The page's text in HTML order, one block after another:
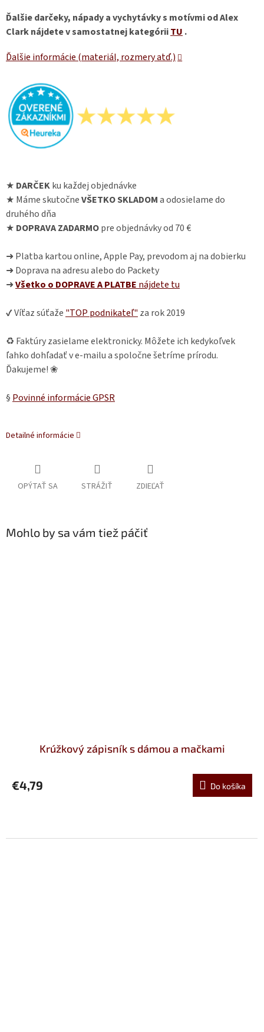
Ďalšie darčeky, nápady a vychytávky s motívmi od Alex
Clark nájdete v samostatnej kategóriiTU .
Ďalšie informácie (materiál, rozmery atď.)
★ DARČEKku každej objednávke
★ Máme skutočneVŠETKO SKLADOMa odosielame do
druhého dňa
★ DOPRAVA ZADARMOpre objednávky od 70 €
➜ Platba kartou online, Apple Pay, prevodom aj na dobierku
➜ Doprava na adresu alebo do Packety
➜Všetko o DOPRAVE A PLATBE nájdete tu
✔ Víťaz súťaže "TOP podnikateľ" za rok 2019
♻ Faktúry zasielame elektronicky. Môžete ich kedykoľvek
ľahko dohľadať v e-mailu a spoločne šetríme prírodu.
Ďakujeme! ❀
§ Povinné informácie GPSR
Detailné informácie
OPÝTAŤ SA STRÁŽIŤ ZDIEĽAŤ
Mohlo by sa vám tiež páčiť
Krúžkový zápisník s dámou a mačkami
€4,79 Do košíka